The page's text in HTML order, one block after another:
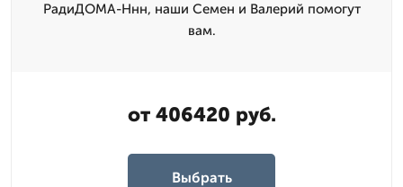
РадиДОМА-Ннн, наши Семен и Валерий помогут
вам.
от 406420 руб.
Выбрать